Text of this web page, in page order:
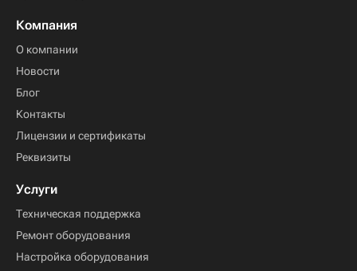
Компания
О компании
Новости
Блог
Контакты
Лицензии и сертификаты
Реквизиты
Услуги
Техническая поддержка
Ремонт оборудования
Настройка оборудования